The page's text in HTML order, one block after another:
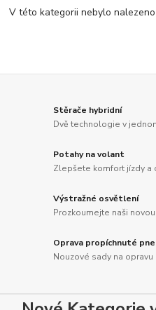
V této kategorii nebylo nalezeno
Stěrače hybridní
Dvě technologie v
Potahy na volant
Zlepšete komfort jízdy a
Výstražné osvětlení
Prozkoumejte naši
Oprava propíchnuté
Nouzové sady na